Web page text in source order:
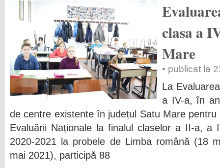
clasa a
Mare
• publicat la
La
a IV-a, în
de centre existente în județul Satu Mare
Evaluării Naționale la finalul claselor a II-a,
2020-2021 la probele de Limba română (18
mai 2021), participă 88